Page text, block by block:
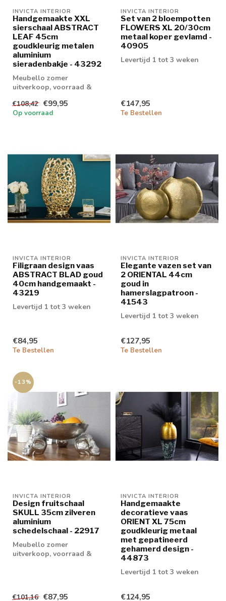
INVICTA INTERIOR
Handgemaakte XXL
sierschaal ABSTRACT
LEAF 45cm
goudkleurig metalen
aluminium
sieradenbakje - 43292
Meubello zomer
uitverkoop, voorraad &
levertijd 1/2 wek...
€108,42 €99,95
Op voorraad
INVICTA INTERIOR
Set van 2 bloempotten
FLOWERS XL 20/30cm
metaal koper gevlamd -
40905
Levertijd 1 tot 3 weken
€147,95
Te Bestellen
INVICTA INTERIOR
Filigraan design vaas
ABSTRACT BLAD goud
40cm handgemaakt -
43219
Levertijd 1 tot 3 weken
€84,95
Te Bestellen
INVICTA INTERIOR
Elegante vazen set van
2 ORIENTAL 44cm
goud in
hamerslagpatroon -
41543
Levertijd 1 tot 3 weken
€127,95
Te Bestellen
-13%
INVICTA INTERIOR
Design fruitschaal
SKULL 35cm zilveren
aluminium
schedelschaal - 22917
Meubello zomer
uitverkoop, voorraad &
€101,16 €87,95
INVICTA INTERIOR
Handgemaakte
decoratieve vaas
ORIENT XL 75cm
goudkleurig metaal
met gepatineerd
gehamerd design -
44873
Levertijd 1 tot 3 weken
€124,95